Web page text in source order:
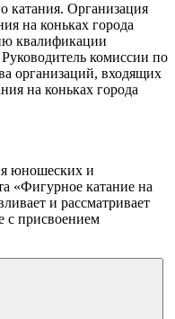
катания. Организация
на коньках города
квалификации
комиссии по
организаций, входящих
на коньках города
юношеских и
«Фигурное катание на
и рассматривает
с присвоением